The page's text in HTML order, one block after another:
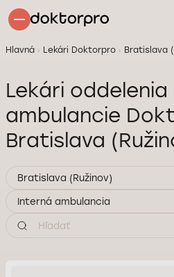
Hlavná Lekári Doktorpro Bratislava
Lekári
ambulancie
Bratislava
Bratislava (Ružinov)
Interná ambulancia